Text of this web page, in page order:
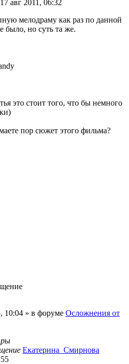
17 авг 2011, 06:32
мелодраму как раз по данной
было, но суть та же.
это стоит того, что бы немного
пор сюжет этого фильма?
10:04 » в форуме Осложнения от
Екатерина_Смирнова